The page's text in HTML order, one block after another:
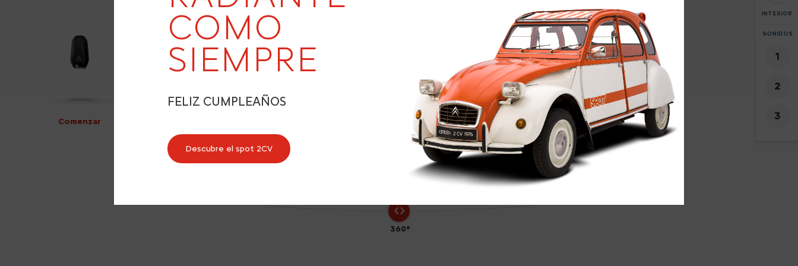
COMO
SIEMPRE
FELIZ CUMPLEAÑOS
Descubre el spot 2CV
17
360°
Comenzar
INTERIOR
SONIDOS